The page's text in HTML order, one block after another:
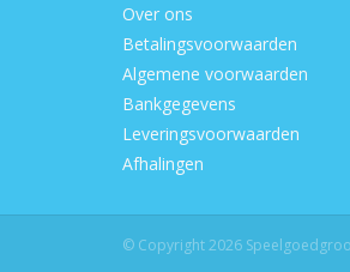
Over ons
Betalingsvoorwaarden
Algemene voorwaarden
Bankgegevens
Leveringsvoorwaarden
Afhalingen
© Copyright 2026